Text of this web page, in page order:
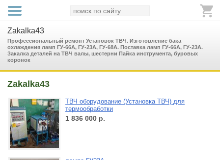
Zakalka43
Профессиональный ремонт Установок ТВЧ. Изготовление бака
охлаждения ламп ГУ-66А, ГУ-23А, ГУ-68А. Поставка ламп ГУ-66А, ГУ-23А.
Закалка деталей на ТВЧ валы, шестерни Пайка инструмента, буровых
коронок
Zakalka43
ТВЧ оборудование (Установка ТВЧ) для
термообработки
1 836 000 р.